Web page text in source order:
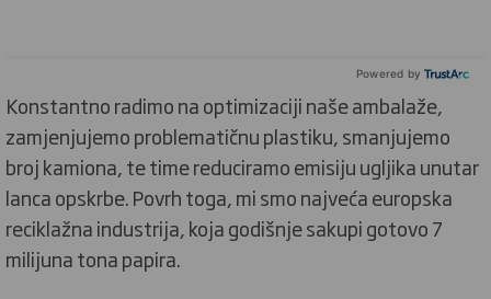
Powered by
Konstantno radimo na optimizaciji naše ambalaže,
zamjenjujemo problematičnu plastiku, smanjujemo
broj kamiona, te time reduciramo emisiju ugljika unutar
lanca opskrbe. Povrh toga, mi smo najveća europska
reciklažna industrija, koja godišnje sakupi gotovo 7
milijuna tona papira.